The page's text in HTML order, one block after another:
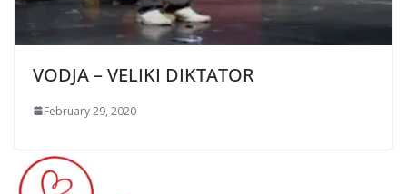
VODJA – VELIKI DIKTATOR
February 29, 2020